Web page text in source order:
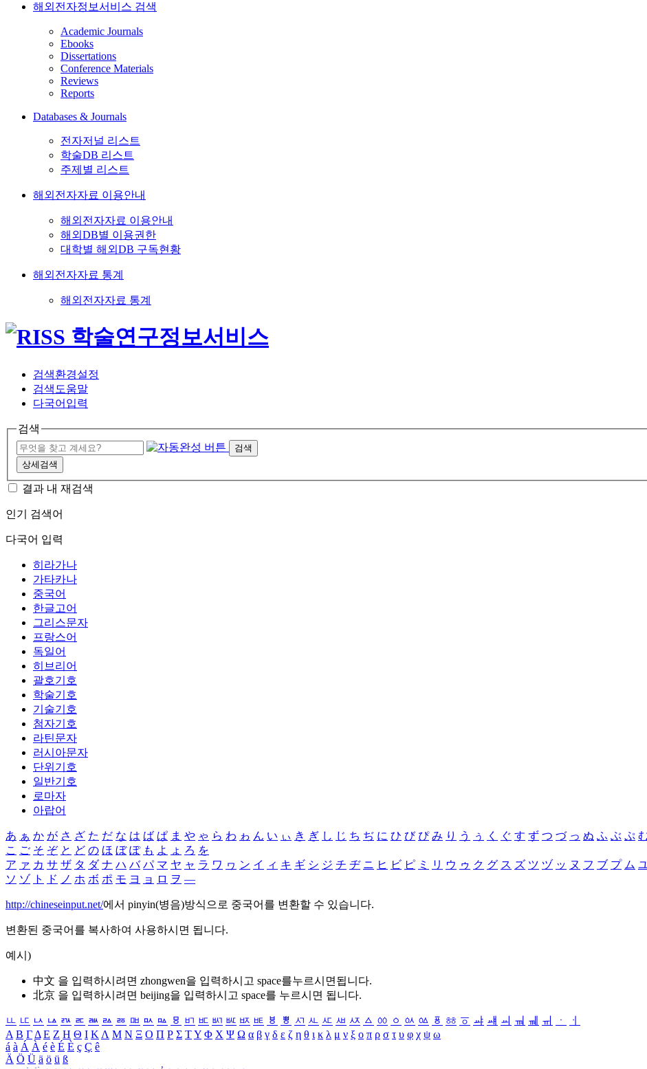
해외전자정보서비스 검색
Academic Journals
Ebooks
Dissertations
Conference Materials
Reviews
Reports
Databases & Journals
전자저널 리스트
학술DB 리스트
주제별 리스트
해외전자자료 이용안내
해외전자자료 이용안내
해외DB별 이용권한
대학별 해외DB 구독현황
해외전자자료 통계
해외전자자료 통계
검색환경설정
검색도움말
다국어입력
검색
검색
상세검색
결과 내 재검색
인기 검색어
다국어 입력
히라가나
가타카나
중국어
한글고어
그리스문자
프랑스어
독일어
히브리어
괄호기호
학술기호
기술기호
첨자기호
라틴문자
러시아문자
단위기호
일반기호
로마자
아랍어
あ ぁ か が さ ざ た だ な は ば ぱ ま や ゃ ら わ ゎ ん い ぃ き ぎ し じ ち ぢ に ひ び ぴ み り う ぅ く ぐ す ず つ づ っ ぬ ふ ぶ ぷ
こ ご そ ぞ と ど の ほ ぼ ぽ も よ ょ ろ を
ア ァ カ サ ザ タ ダ ナ ハ バ パ マ ヤ ャ ラ ワ ヮ ン イ ィ キ ギ シ ジ チ ヂ ニ ヒ ビ ピ ミ リ ウ ゥ ク グ ス ズ ツ ヅ ッ ヌ フ ブ プ ム
ソ ゾ ト ド ノ ホ ボ ポ モ ヨ ョ ロ ヲ ―
http://chineseinput.net/에서 pinyin(병음)방식으로 중국어를 변환할 수 있습니다.
변환된 중국어를 복사하여 사용하시면 됩니다.
예시)
中文 을 입력하시려면 zhongwen을 입력하시고 space를누르시면됩니다.
北京 을 입력하시려면 beijing을 입력하시고 space를 누르시면 됩니다.
ㅥ ㅦ ㅧ ㅨ ㅩ ㅪ ㅫ ㅬ ㅭ ㅮ ㅯ ㅰ ㅱ ㅲ ㅳ ㅴ ㅵ ㅶ ㅷ ㅸ ㅹ ㅺ ㅻ ㅼ ㅽ ㅾ ㅿ ㆀ ㆁ ㆂ ㆃ ㆄ ㆅ ㆆ ㆇ ㆈ ㆉ ㆊ ㆋ ㆌ ㆍ
ㆎ
Α Β ΓΔ Ε Ζ Η Θ Ι ΚΛ Μ Ν Ξ Ο Π Ρ Σ ΤΥ Φ Χ Ψ Ω α β γ δ ε ζ η θ ι κ λ μ ν ξ ο π ρ σ τ υ φ χ ψ ω
á à Á À é è É È ç Ç ê
Ä Ö Ü ä ö ü ß